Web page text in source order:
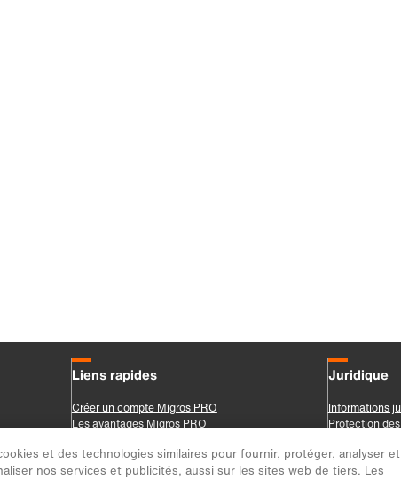
et des technologies similaires pour fournir, protéger, analyser et
nos services et publicités, aussi sur les sites web de tiers. Les